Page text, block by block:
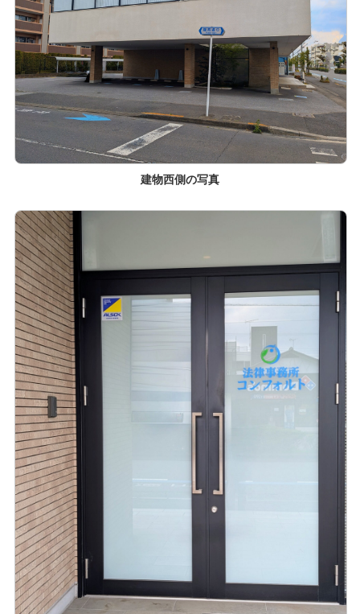
建物西側の写真